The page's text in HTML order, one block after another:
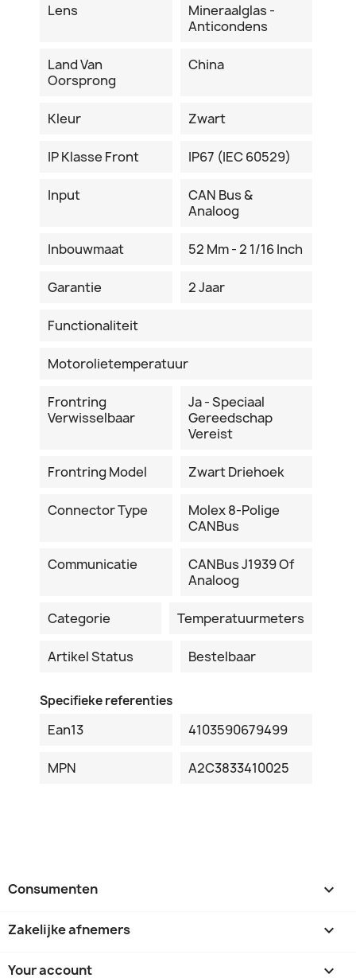
Lens
Mineraalglas -
Anticondens
Land Van
Oorsprong
China
Kleur Zwart
IP Klasse Front IP67 (IEC 60529)
Input
CAN Bus &
Analoog
Inbouwmaat 52 Mm - 2 1/16 Inch
Garantie 2 Jaar
Functionaliteit
Motorolietemperatuur
Frontring
Verwisselbaar
Ja - Speciaal
Gereedschap
Vereist
Frontring Model Zwart Driehoek
Connector Type
Molex 8-Polige
CANBus
Communicatie
CANBus J1939 Of
Analoog
Categorie Temperatuurmeters
Artikel Status Bestelbaar
Specifieke referenties
Ean13 4103590679499
MPN A2C3833410025
Consumenten 
Zakelijke afnemers 
Your account 